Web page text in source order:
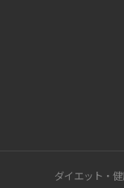
ダイエット・